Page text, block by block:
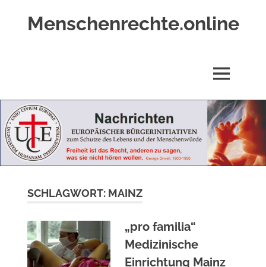
Menschenrechte.online
Geborene
wie
für
Ungeborene
MENÜ
SCHLAGWORT: MAINZ
„pro familia“
Medizinische
Einrichtung Mainz